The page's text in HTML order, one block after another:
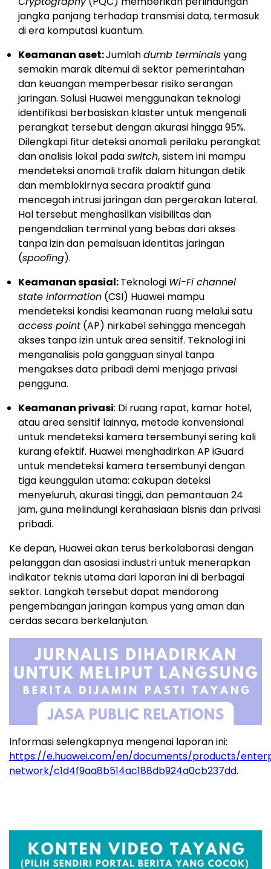
jangka panjang terhadap transmisi data, termasuk
di era komputasi kuantum.
Keamanan aset:Jumlahdumb terminalsyang
semakin marak ditemui di sektor pemerintahan
dan keuangan memperbesar risiko serangan
jaringan. Solusi Huawei menggunakan teknologi
identifikasi berbasiskan klaster untuk mengenali
perangkat tersebut dengan akurasi hingga 95%.
Dilengkapi fitur deteksi anomali perilaku perangkat
dan analisis lokal padaswitch, sistem ini mampu
mendeteksi anomali trafik dalam hitungan detik
dan memblokirnya secara proaktif guna
mencegah intrusi jaringan dan pergerakan lateral.
Hal tersebut menghasilkan visibilitas dan
pengendalian terminal yang bebas dari akses
tanpa izin dan pemalsuan identitas jaringan
(spoofing).
Keamanan spasial:Teknologi Wi-Fi channel
state information (CSI) Huawei mampu
mendeteksi kondisi keamanan ruang melalui satu
access point (AP) nirkabel sehingga mencegah
akses tanpa izin untuk area sensitif. Teknologi ini
menganalisis pola gangguan sinyal tanpa
mengakses data pribadi demi menjaga privasi
pengguna.
Keamanan privasi: Di ruang rapat, kamar hotel,
atau area sensitif lainnya, metode konvensional
untuk mendeteksi kamera tersembunyi sering kali
kurang efektif. Huawei menghadirkan AP iGuard
untuk mendeteksi kamera tersembunyi dengan
tiga keunggulan utama: cakupan deteksi
menyeluruh, akurasi tinggi, dan pemantauan 24
jam, guna melindungi kerahasiaan bisnis dan privasi
pribadi.
Ke depan, Huawei akan terus berkolaborasi dengan
pelanggan dan asosiasi industri untuk menerapkan
indikator teknis utama dari laporan ini di berbagai
sektor. Langkah tersebut dapat mendorong
pengembangan jaringan kampus yang aman dan
cerdas secara berkelanjutan.
Informasi selengkapnya mengenai laporan ini:
https://e.huawei.com/en/documents/products/
network/c1d4f9aa8b514ac188db924a0cb237dd.